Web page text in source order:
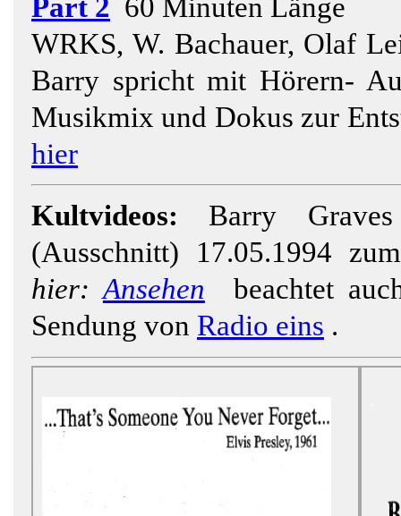
Part 2 60 Minuten Länge
WRKS, W. Bachauer, Olaf
Barry spricht mit Hörern-
Musikmix und Dokus zur
hier
Kultvideos: Barry
(Ausschnitt) 17.05.1994
hier:Ansehen beachtet
Sendung von Radio eins .